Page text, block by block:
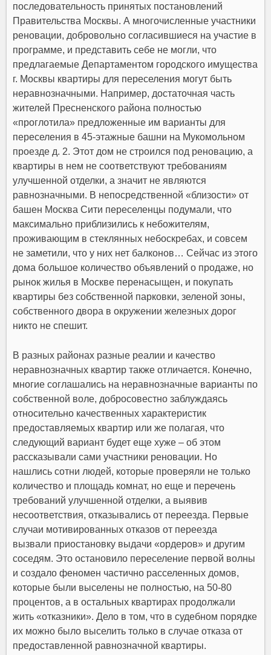
последовательность принятых постановлений
Правительства Москвы. А многочисленные участники
реновации, добровольно согласившиеся на участие в
программе, и представить себе не могли, что
предлагаемые Департаментом городского имущества
г. Москвы квартиры для переселения могут быть
неравнозначными. Например, достаточная часть
жителей Пресненского района полностью
«проглотила» предложенные им варианты для
переселения в 45-этажные башни на Мукомольном
проезде д. 2. Этот дом не строился под реновацию, а
квартиры в нем не соответствуют требованиям
улучшенной отделки, а значит не являются
равнозначными. В непосредственной «близости» от
башен Москва Сити переселенцы подумали, что
максимально приблизились к небожителям,
проживающим в стеклянных небоскребах, и совсем
не заметили, что у них нет балконов… Сейчас из этого
дома большое количество объявлений о продаже, но
рынок жилья в Москве перенасыщен, и покупать
квартиры без собственной парковки, зеленой зоны,
собственного двора в окружении железных дорог
никто не спешит.
В разных районах разные реалии и качество
неравнозначных квартир также отличается. Конечно,
многие соглашались на неравнозначные варианты по
собственной воле, добросовестно заблуждаясь
относительно качественных характеристик
предоставляемых квартир или же полагая, что
следующий вариант будет еще хуже – об этом
рассказывали сами участники реновации. Но
нашлись сотни людей, которые проверяли не только
количество и площадь комнат, но еще и перечень
требований улучшенной отделки, а выявив
несоответствия, отказывались от переезда. Первые
случаи мотивированных отказов от переезда
вызвали приостановку выдачи «ордеров» и другим
соседям. Это остановило переселение первой волны
и создало феномен частично расселенных домов,
которые были выселены не полностью, на 50-80
процентов, а в остальных квартирах продолжали
жить «отказники». Дело в том, что в судебном порядке
их можно было выселить только в случае отказа от
предоставленной равнозначной квартиры.